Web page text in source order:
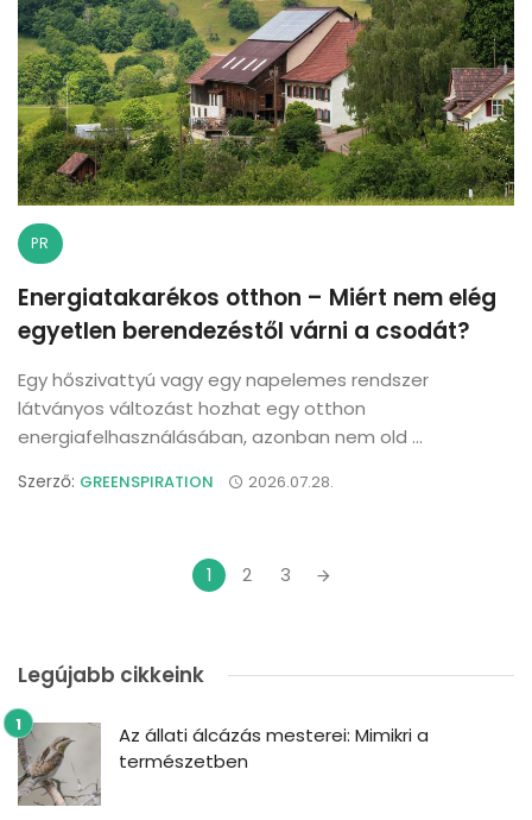
PR
Energiatakarékos otthon – Miért nem elég
egyetlen berendezéstől várni a csodát?
Egy hőszivattyú vagy egy napelemes rendszer
látványos változást hozhat egy otthon
energiafelhasználásában, azonban nem old ...
Szerző: GREENSPIRATION 2026.07.28.
1 2 3
Legújabb cikkeink
Az állati álcázás mesterei: Mimikri a
természetben